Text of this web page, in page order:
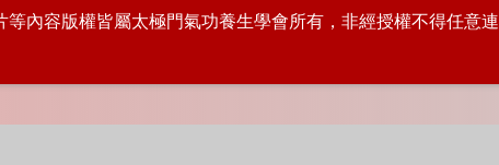
等內容版權皆屬太極門氣功養生學會所有，非經授權不得任